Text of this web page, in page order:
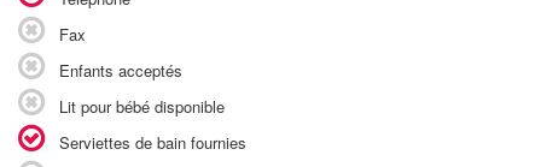
Fax
Enfants acceptés
Lit pour bébé disponible
Serviettes de bain fournies